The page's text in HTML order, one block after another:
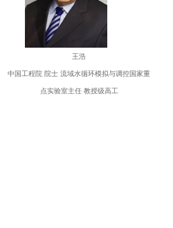
王浩
中国工程院 院士 流域水循环模拟与调控国家重
点实验室主任 教授级高工